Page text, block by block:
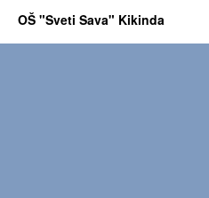
OŠ "Sveti Sava" Kikinda